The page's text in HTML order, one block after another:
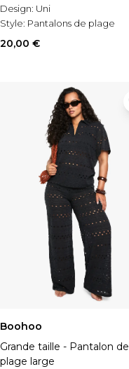
Design: Uni
Style: Pantalons de plage
20,00 €
Boohoo
Grande taille - Pantalon de
plage large